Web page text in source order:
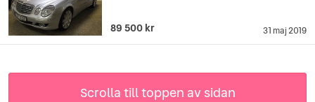
31 maj 2019
89 500 kr
Scrolla till toppen av sidan